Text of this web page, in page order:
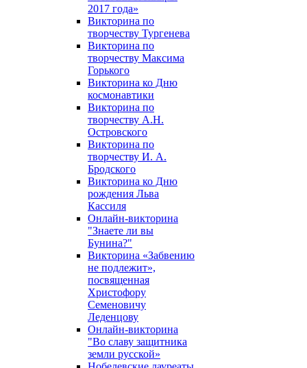
2017 года»
Викторина по
творчеству Тургенева
Викторина по
творчеству Максима
Горького
Викторина ко Дню
космонавтики
Викторина по
творчеству А.Н.
Островского
Викторина по
творчеству И. А.
Бродского
Викторина ко Дню
рождения Льва
Кассиля
Онлайн-викторина
"Знаете ли вы
Бунина?"
Викторина «Забвению
не подлежит»,
посвященная
Христофору
Семеновичу
Леденцову
Онлайн-викторина
"Во славу защитника
земли русской»